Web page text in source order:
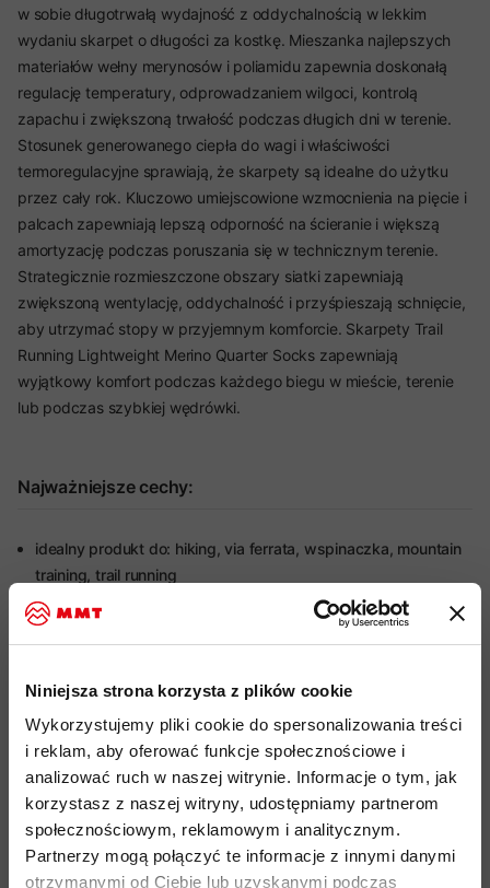
Niniejsza strona korzysta z plików cookie
Wykorzystujemy pliki cookie do spersonalizowania treści
i reklam, aby oferować funkcje społecznościowe i
analizować ruch w naszej witrynie. Informacje o tym, jak
korzystasz z naszej witryny, udostępniamy partnerom
społecznościowym, reklamowym i analitycznym.
Partnerzy mogą połączyć te informacje z innymi danymi
otrzymanymi od Ciebie lub uzyskanymi podczas
w sobie długotrwałą wydajność z oddychalnością w lekkim
wydaniu skarpet o długości za kostkę. Mieszanka najlepszych
materiałów wełny merynosów i poliamidu zapewnia doskonałą
regulację temperatury, odprowadzaniem wilgoci, kontrolą
zapachu i zwiększoną trwałość podczas długich dni w terenie.
Stosunek generowanego ciepła do wagi i właściwości
termoregulacyjne sprawiają, że skarpety są idealne do użytku
przez cały rok. Kluczowo umiejscowione wzmocnienia na pięcie i
palcach zapewniają lepszą odporność na ścieranie i większą
amortyzację podczas poruszania się w technicznym terenie.
Strategicznie rozmieszczone obszary siatki zapewniają
zwiększoną wentylację, oddychalność i przyśpieszają schnięcie,
aby utrzymać stopy w przyjemnym komforcie. Skarpety Trail
Running Lightweight Merino Quarter Socks zapewniają
wyjątkowy komfort podczas każdego biegu w mieście, terenie
lub podczas szybkiej wędrówki.
Najważniejsze cechy:
idealny produkt do: hiking, via ferrata, wspinaczka, mountain
training, trail running
wysokość: do kostki
wykonane z mieszanki poliamidu, wełny merino i włókna
generowaniem ciepła, kontrolą powstawania
nieprzyjemnych zapachów, odprowadzaniem wilgoci i
trwałością
specjalna mieszanka włókien, zapewnia wygodę
użytkowania, jest przyjemna dla skóry oraz doskonalone
odprowadza wilgoć i schnie szybciej niż tradycyjne czysto
wełniane tkaniny